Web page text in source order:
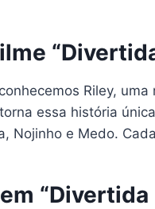
Riley,
essa história
Nojinho e Medo.
“Divertida